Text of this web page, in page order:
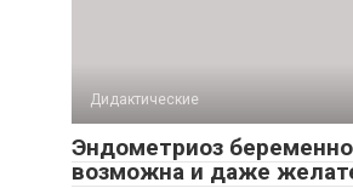
Дидактические
Эндометриоз
возможна и даже